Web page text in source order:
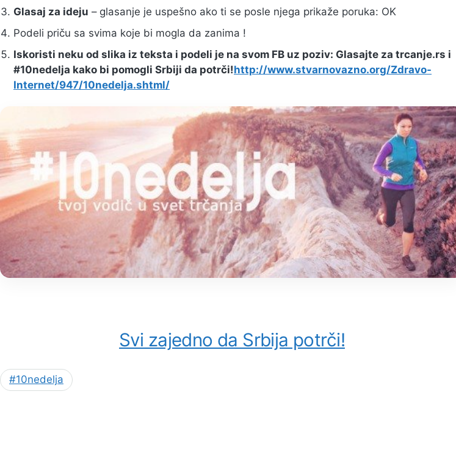
Glasaj za ideju – glasanje je uspešno ako ti se posle njega prikaže poruka: OK
Podeli priču sa svima koje bi mogla da zanima !
Iskoristi neku od slika iz teksta i podeli je na svom FB uz poziv: Glasajte za trcanje.rs i
#10nedelja kako bi pomogli Srbiji da potrči!http://www.stvarnovazno.org/Zdravo-
Internet/947/10nedelja.shtml/
Svi zajedno da Srbija potrči!
#10nedelja